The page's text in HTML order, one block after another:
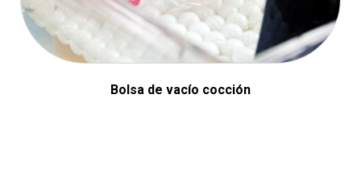
Bolsa de vacío cocción